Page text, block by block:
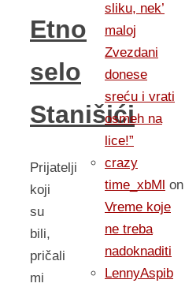
Etno
selo
Stanišići
Prijatelji
koji
su
bili,
pričali
mi
sliku, nek’
maloj
Zvezdani
donese
sreću i vrati
osmeh na
lice!”
crazy
time_xbMl on
Vreme koje
ne treba
nadoknaditi
LennyAspib